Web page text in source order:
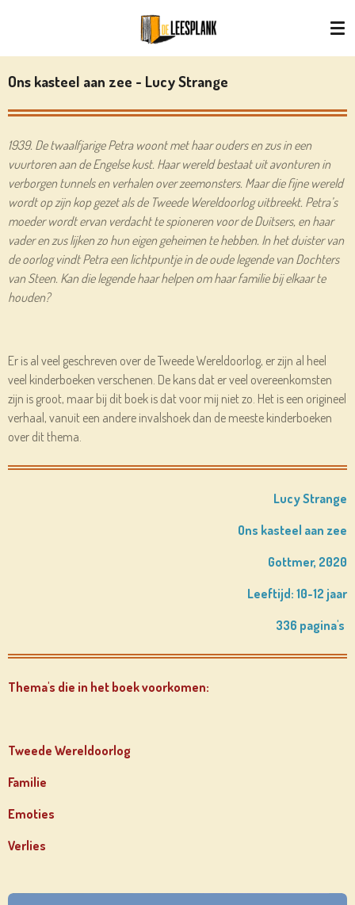
naar
de
Ons kasteel aan zee - Lucy Strange
1939. De twaalfjarige Petra woont met haar ouders en zus in een
vuurtoren aan de Engelse kust. Haar wereld bestaat uit avonturen in
verborgen tunnels en verhalen over zeemonsters. Maar die fijne wereld
wordt op zijn kop gezet als de Tweede Wereldoorlog uitbreekt. Petra’s
moeder wordt ervan verdacht te spioneren voor de Duitsers, en haar
vader en zus lijken zo hun eigen geheimen te hebben. In het duister van
de oorlog vindt Petra een lichtpuntje in de oude legende van Dochters
van Steen. Kan die legende haar helpen om haar familie bij elkaar te
houden?
Er is al veel geschreven over de Tweede Wereldoorlog, er zijn al heel
veel kinderboeken verschenen. De kans dat er veel overeenkomsten
zijn is groot, maar bij dit boek is dat voor mij niet zo. Het is een origineel
verhaal, vanuit een andere invalshoek dan de meeste kinderboeken
over dit thema.
Lucy Strange
Ons kasteel aan zee
Gottmer, 2020
Leeftijd: 10-12 jaar
336 pagina's
Thema's die in het boek voorkomen:
Tweede Wereldoorlog
Familie
Emoties
Verlies